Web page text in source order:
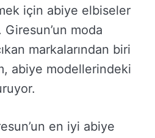
için abiye elbiseler
moda
markalarından biri
abiye modellerindeki
en iyi abiye